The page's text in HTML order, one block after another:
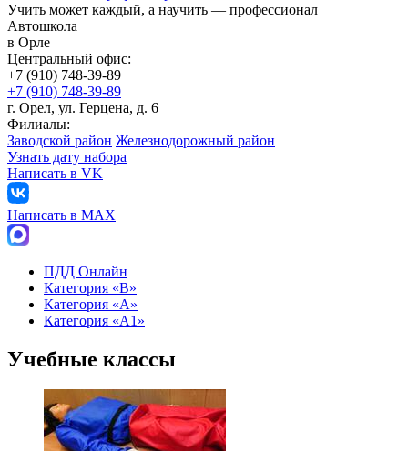
Учить может каждый, а научить — профессионал
Автошкола
в Орле
Центральный офис:
+7 (910) 748-39-89
+7 (910) 748-39-89
г. Орел, ул. Герцена, д. 6
Филиалы:
Заводской район Железнодорожный район
Узнать дату набора
Написать в VK
Написать в МАХ
ПДД Онлайн
Категория «B»
Категория «A»
Категория «А1»
Учебные классы